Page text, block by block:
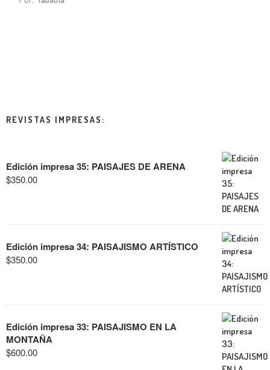
REVISTAS IMPRESAS:
Edición impresa 35: PAISAJES DE ARENA
$350.00
Edición impresa 34: PAISAJISMO ARTÍSTICO
$350.00
Edición impresa 33: PAISAJISMO EN LA
MONTAÑA
$600.00